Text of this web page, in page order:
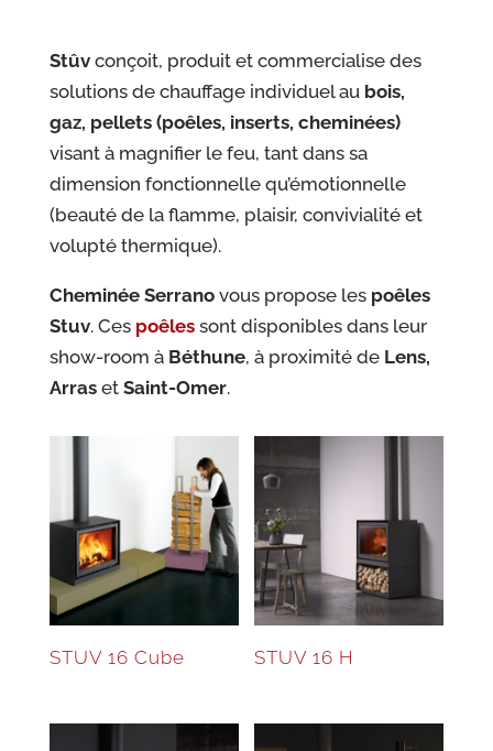
Stûvconçoit, produit et commercialise des
solutions de chauffage individuel au bois,
gaz, pellets (poêles, inserts, cheminées)
visant à magnifier le feu, tant dans sa
dimension fonctionnelle qu’émotionnelle
(beauté de la flamme, plaisir, convivialité et
volupté thermique).
Cheminée Serranovous propose les poêles
Stuv. Ces poêlessont disponibles dans leur
show-room à Béthune, à proximité de Lens,
ArrasetSaint-Omer.
STUV 16 Cube STUV 16 H